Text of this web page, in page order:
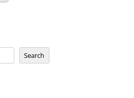
Search